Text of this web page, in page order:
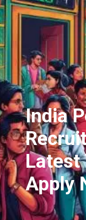
India
Latest
Apply